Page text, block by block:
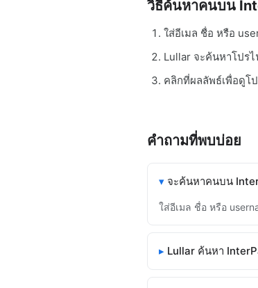
วิธีค้นหาคนบน
ใส่อีเมล ชื่อ หรือ
Lullar จะค้นหาโปร
คลิกที่ผลลัพธ์เพื่อดูโ
คำถามที่พบบ่อย
จะค้นหาคนบน
ใส่อีเมล ชื่อ หรือ
Lullar ค้นหา